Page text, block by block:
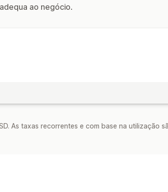
ao negócio.
As taxas recorrentes e com base na utilização